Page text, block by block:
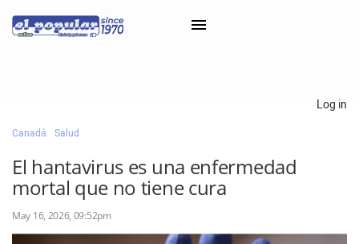
Classifieds
Categorías
Iniciar sesión con Clascal
Log in
Canadá Salud
El hantavirus es una enfermedad
mortal que no tiene cura
May 16, 2026, 09:52pm